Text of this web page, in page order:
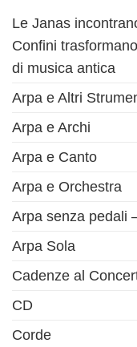
Le Janas
Confini
di musica antica
Arpa e Altri
Arpa e Archi
Arpa e Canto
Arpa e Orchestra
Arpa senza pedali
Arpa Sola
Cadenze al
CD
Corde